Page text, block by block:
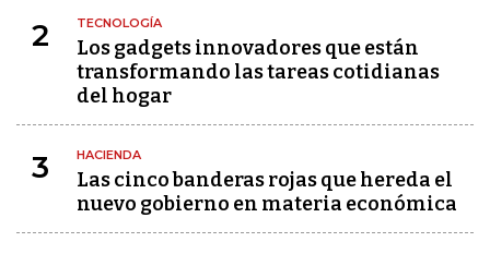
2 TECNOLOGÍA
Los gadgets innovadores que están
transformando las tareas cotidianas
del hogar
3 HACIENDA
Las cinco banderas rojas que hereda el
nuevo gobierno en materia económica